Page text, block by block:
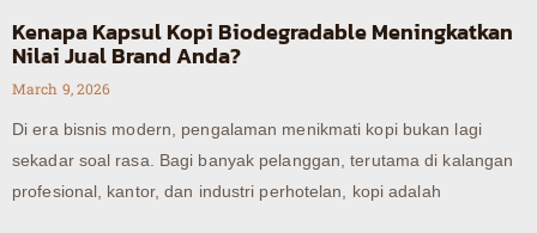
Kenapa Kapsul Kopi Biodegradable Meningkatkan
Nilai Jual Brand Anda?
March 9, 2026
Di era bisnis modern, pengalaman menikmati kopi bukan lagi
sekadar soal rasa. Bagi banyak pelanggan, terutama di kalangan
profesional, kantor, dan industri perhotelan, kopi adalah